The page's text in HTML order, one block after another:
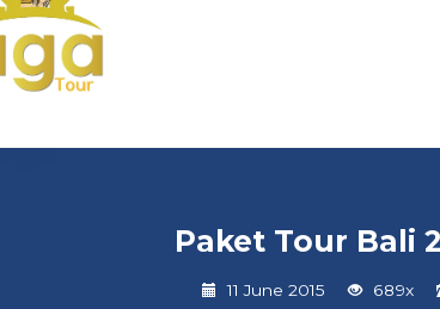
Paket Tour Bali
11 June 2015 689x